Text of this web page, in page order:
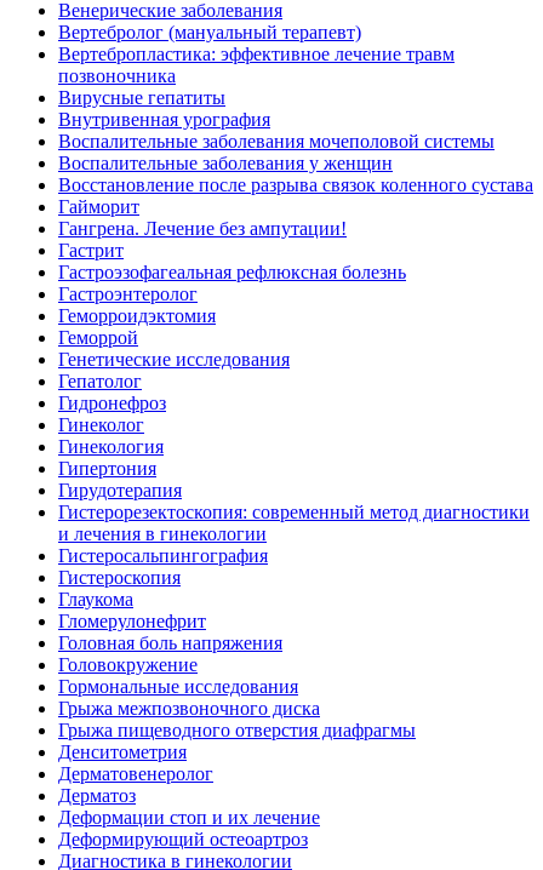
Венерические заболевания
Вертебролог (мануальный терапевт)
Вертебропластика: эффективное лечение травм
позвоночника
Вирусные гепатиты
Внутривенная урография
Воспалительные заболевания мочеполовой системы
Воспалительные заболевания у женщин
Восстановление после разрыва связок коленного сустава
Гайморит
Гангрена. Лечение без ампутации!
Гастрит
Гастроэзофагеальная рефлюксная болезнь
Гастроэнтеролог
Геморроидэктомия
Геморрой
Генетические исследования
Гепатолог
Гидронефроз
Гинеколог
Гинекология
Гипертония
Гирудотерапия
Гистерорезектоскопия: современный метод диагностики
и лечения в гинекологии
Гистеросальпингография
Гистероскопия
Глаукома
Гломерулонефрит
Головная боль напряжения
Головокружение
Гормональные исследования
Грыжа межпозвоночного диска
Грыжа пищеводного отверстия диафрагмы
Денситометрия
Дерматовенеролог
Дерматоз
Деформации стоп и их лечение
Деформирующий остеоартроз
Диагностика в гинекологии